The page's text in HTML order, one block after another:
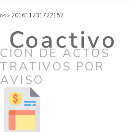
» 201611231722152
Coactivo
DE ACTOS
POR
AVISO